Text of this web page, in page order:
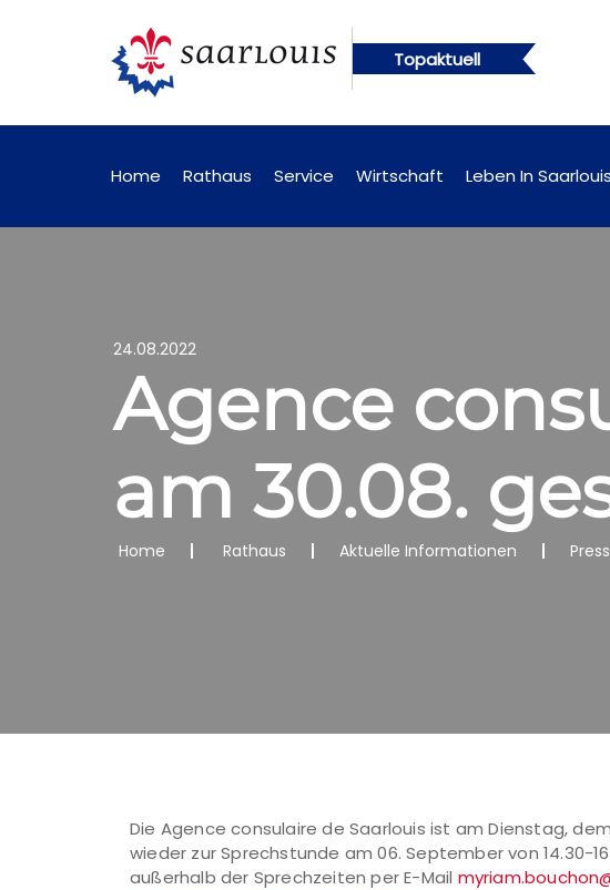
Topaktuell
Öffentliche Bekanntmachungen künftig online abrufbar
Home Rathaus Service Wirtschaft Leben In Saarlouis
24.08.2022
Agence
am 30.08.
Home Rathaus Aktuelle Informationen
Die Agence consulaire de Saarlouis ist am Dienstag,
wieder zur Sprechstunde am 06. September von 14.30-
außerhalb der Sprechzeiten per E-Mail